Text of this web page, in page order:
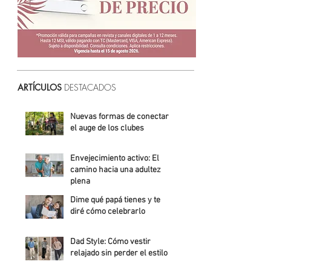
ARTÍCULOS DESTACADOS
Nuevas formas de conectar:
el auge de los clubes
Envejecimiento activo: El
camino hacia una adultez
plena
Alejandra Roldán
Dime qué papá tienes y te
diré cómo celebrarlo
Dad Style: Cómo vestir
relajado sin perder el estilo